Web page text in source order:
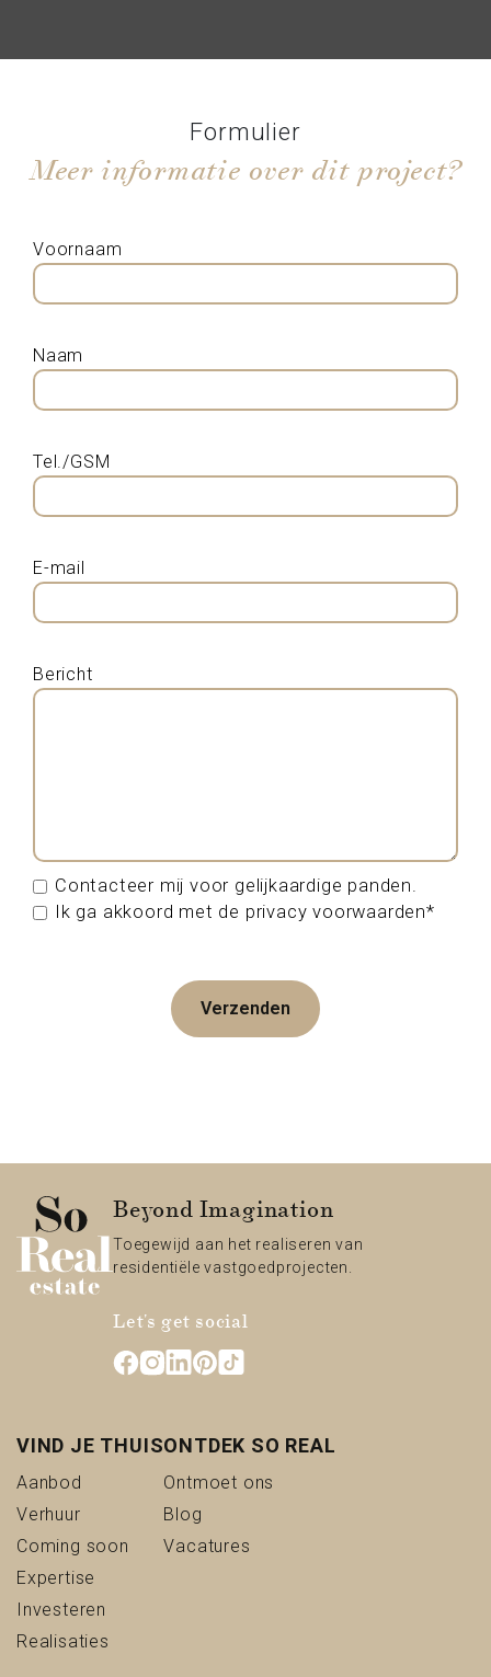
Formulier
Meer informatie over dit project?
Voornaam
Naam
Tel./GSM
E-mail
Bericht
Contacteer mij voor gelijkaardige panden.
Ik ga akkoord met de privacy voorwaarden*
Verzenden
Beyond Imagination
Toegewijd aan het realiseren van
residentiële vastgoedprojecten.
Let's get social
VIND JE THUIS
Aanbod
Verhuur(Verhuur)
Coming soon (Coming soon)
Expertise
Investeren
Realisaties
ONTDEK SO REAL
Ontmoet ons
Blog
Vacatures